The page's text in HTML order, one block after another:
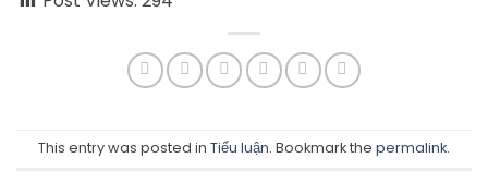
This entry was posted in Tiểu luận. Bookmark the permalink.